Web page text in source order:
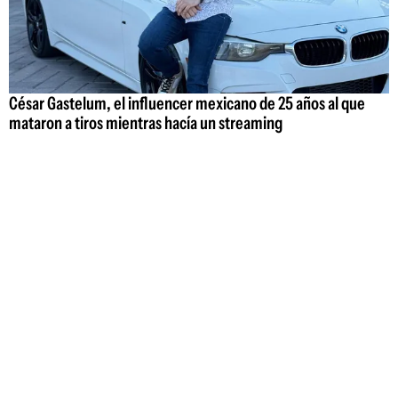
César Gastelum, el influencer mexicano de 25 años al que
mataron a tiros mientras hacía un streaming